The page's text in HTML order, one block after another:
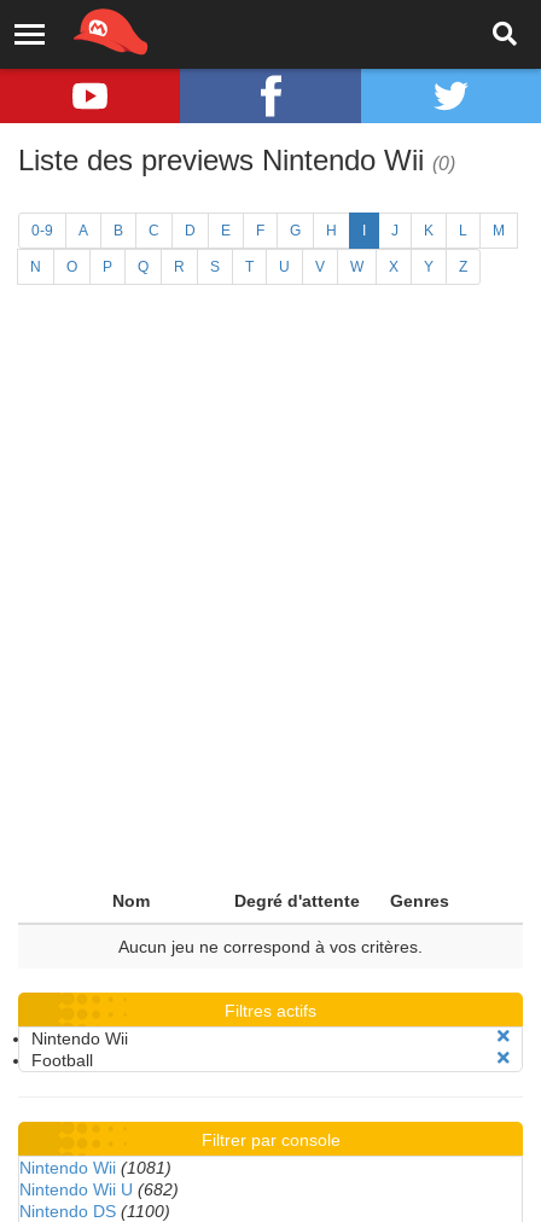
Liste des previews Nintendo Wii (0)
0-9 A B C D E F G H J K L M
N O P Q R S T U V W X Y Z
Nom Degré d'attente Genres
Aucun jeu ne correspond à vos critères.
Filtres actifs
Nintendo Wii
Football
Filtrer par console
Nintendo Wii (1081)
Nintendo Wii U (682)
Nintendo DS (1100)